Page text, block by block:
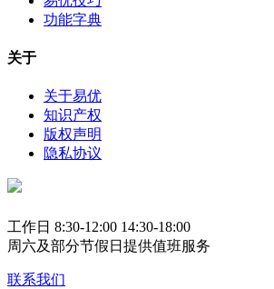
功能字典
关于
关于易优
知识产权
版权声明
隐私协议
工作日 8:30-12:00 14:30-18:00
周六及部分节假日提供值班服务
联系我们